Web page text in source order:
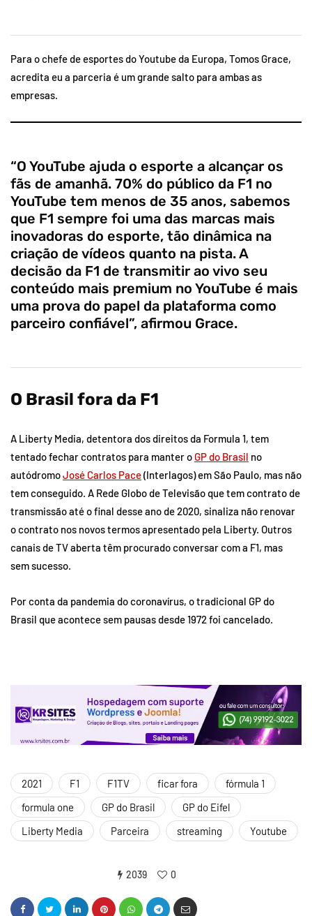
Para o chefe de esportes do Youtube da Europa, Tomos Grace,
acredita eu a parceria é um grande salto para ambas as
empresas.
“O YouTube ajuda o esporte a alcançar os
fãs de amanhã. 70% do público da F1 no
YouTube tem menos de 35 anos, sabemos
que F1 sempre foi uma das marcas mais
inovadoras do esporte, tão dinâmica na
criação de vídeos quanto na pista. A
decisão da F1 de transmitir ao vivo seu
conteúdo mais premium no YouTube é mais
uma prova do papel da plataforma como
parceiro confiável”, afirmou Grace.
O Brasil fora da F1
A Liberty Media, detentora dos direitos da Formula 1, tem
tentado fechar contratos para manter o GP do Brasil no
autódromoJosé Carlos Pace(Interlagos) em São Paulo, mas não
tem conseguido. A Rede Globo de Televisão que tem contrato de
transmissão até o final desse ano de 2020, sinaliza não renovar
o contrato nos novos termos apresentado pela Liberty. Outros
canais de TV aberta têm procurado conversar com a F1, mas
sem sucesso.
Por conta da pandemia do coronavírus, o tradicional GP do
Brasil que acontece sem pausas desde 1972 foi cancelado.
2021 F1 F1TV ficar fora
fórmula 1
formula one
GP do Brasil
GP do Eifel
Liberty Media
Parceira streaming Youtube
2039 0